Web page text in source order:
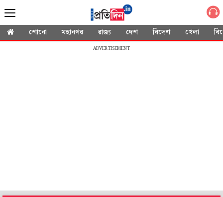
শোনো মহানগর রাজ্য দেশ বিদেশ খেলা
ADVERTISEMENT